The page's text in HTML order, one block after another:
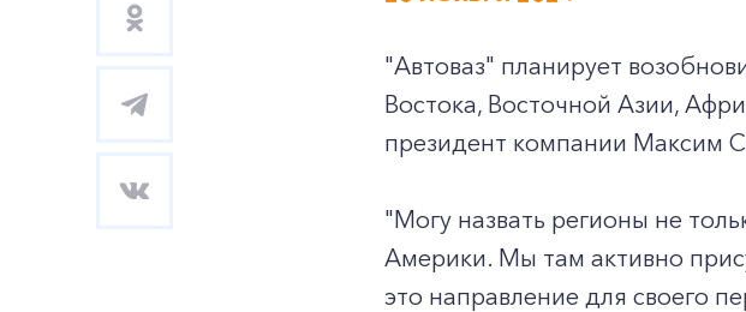
"Автоваз" планирует
Востока, Восточной Азии,
президент компании Максим
"Могу назвать регионы не
Америки. Мы там активно
это направление для своего